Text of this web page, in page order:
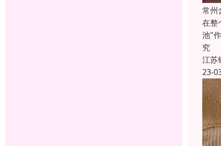
常州
在整
池"
究
江苏
23-